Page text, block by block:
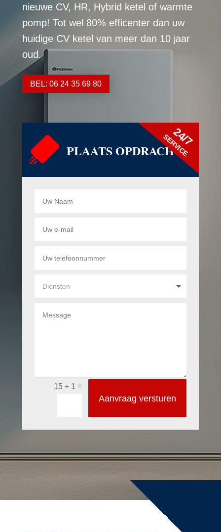
nieuwe CV, HR, Hybrid ketel of warmte
pomp! Tot wel 80% efficenter dan uw
huidige CV ketel van meer dan 10 jaar
oud.
BEL: 06 24 35 69 80
PLAATS OPDRACHT
24/7
SERVICE
15 + 1 =
Aanvraag versturen